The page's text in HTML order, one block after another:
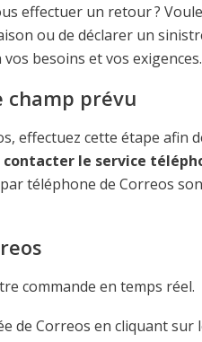
effectuer un retour ?
ou de déclarer un
besoins et vos exigences.
champ prévu
effectuez cette étape afin
contacter le service
téléphone de Correos
commande en temps réel.
de Correos en cliquant sur